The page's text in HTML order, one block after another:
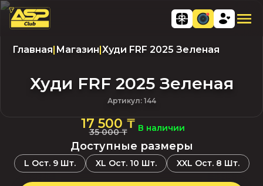
Главная| Магазин|Худи FRF 2025 Зеленая
Худи FRF 2025 Зеленая
Артикул: 144
17 500 ₸
35 000 ₸ В наличии
Доступные размеры
L Ост. 9 Шт. XL Ост. 10 Шт. XXL Ост. 8 Шт.